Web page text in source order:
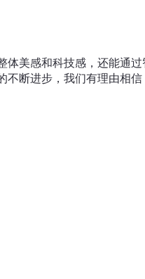
美感和科技感，还能通
断进步，我们有理由相